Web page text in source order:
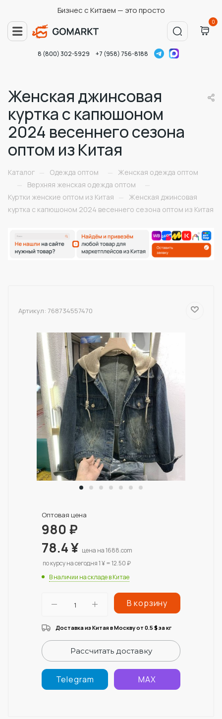
Бизнес с Китаем — это просто
0
8 (800) 302-5929 +7 (958) 756-8188
Женская джинсовая
куртка с капюшоном
2024 весеннего сезона
оптом из Китая
Каталог — Одежда оптом —
Женская одежда оптом
—
Верхняя женская одежда оптом
—
Куртки женские оптом из Китая —
Женская джинсовая
куртка с капюшоном 2024 весеннего сезона оптом из Китая
Артикул: 768734557470
Оптовая цена
980₽
78.4¥ цена на 1688.com
по курсу на сегодня 1 ¥ = 12.50 ₽
В наличии на складе в Китае
В корзину
Доставка из Китая в Москву от 0.5 $за кг
Рассчитать доставку
Telegram MAX